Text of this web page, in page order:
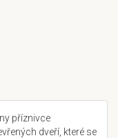
příznivce
dveří, které se